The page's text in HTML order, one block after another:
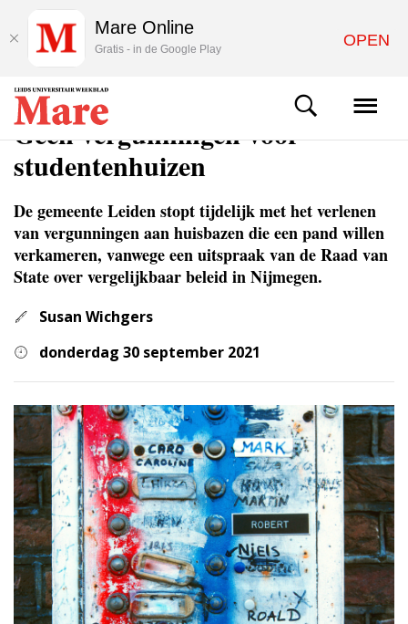
NIEUWS
Geen vergunningen voor
studentenhuizen
De gemeente Leiden stopt tijdelijk met het verlenen
van vergunningen aan huisbazen die een pand willen
verkameren, vanwege een uitspraak van de Raad van
State over vergelijkbaar beleid in Nijmegen.
Susan Wichgers
donderdag 30 september 2021
Mare Online
Gratis - in de Google Play OPEN